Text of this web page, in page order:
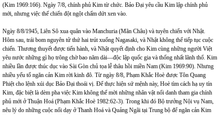
(Kim 1969:166). Ngày 7/8, chính phủ Kim từ chức. Bảo Đại yêu cầu Kim lập chính phủ
mới, nhưng việc thế chiến đột ngột chấm dứt xen vào.
Ngày 8/8/1945, Liên Sô xua quân vào Manchuria (Mãn Châu) và tuyên chiến với Nhật.
Hôm sau, trái bom nguyên tử thứ hai trút xuống Nagasaki, và Nhật không thể tiếp tục cuộc
chiến. Thương thuyết được tiến hành, và Nhật quyết định cho Kim cùng những người Việt
yêu nước những gì họ trông chờ bao năm dài—độc lập quốc gia và thống nhất lãnh thổ. Kim
nhiều lần được thúc dục vào Sài Gòn chủ tọa lễ thâu hồi miền Nam (Kim 1969:90). Nhưng
nhiều yếu tố ngăn cản Kim rời kinh đô. Từ ngày 8/8, Phạm Khắc Hoè được Tôn Quang
Phiệt cho lệnh xúi dục Bảo Đại thoái vị. Để thực hiện sứ mệnh này, Hoè tìm cách hạ uy tín
Kim, đặc biệt là dèm pha việc Kim không thể mời những nhân vật nổi danh tham gia chính
phủ mới ở Thuận Hoá (Phạm Khắc Hoè 1982:62-3). Trong khi đó Bộ trưởng Nội vụ Nam,
nêu lý do những cuộc nổi dạy ở Thanh Hoá và Quảng Ngãi tại Trung bộ để ngăn cản Kim